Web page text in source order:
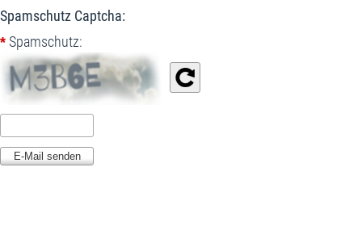
Spamschutz Captcha:
* Spamschutz: